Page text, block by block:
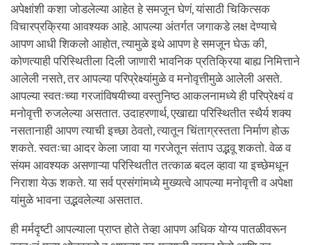
अपेक्षांशी कशा जोडलेल्या आहेत हे समजून घेणं, यांसाठी चिकित्सक
विचारप्रक्रिया आवश्यक आहे. आपल्या अंतर्गत जगाकडे लक्ष देण्याचे
आपण आधी शिकलो आहोत, त्यामुळे इथे आपण हे समजून घेऊ की,
कोणत्याही परिस्थितीला दिली जाणारी भावनिक प्रतिक्रिया बाह्य निमित्ताने
आलेली नसते, तर आपल्या परिप्रेक्ष्यांमुळे व मनोवृत्तीमुळे आलेली असते.
आपल्या स्वतःच्या गरजांविषयीच्या वस्तुनिष्ठ आकलनामध्ये ही परिप्रेक्ष्यं व
मनोवृत्ती रुजलेल्या असतात. उदाहरणार्थ, एखाद्या परिस्थितीत स्थैर्य शक्य
नसतानाही आपण त्याची इच्छा ठेवतो, त्यातून चिंताग्रस्तता निर्माण होऊ
शकते. स्वतःचा आदर केला जावा या गरजेतून संताप उद्भवू शकतो. वेळ व
संयम आवश्यक असणाऱ्या परिस्थितीत तत्काळ बदल व्हावा या इच्छेमधून
निराशा येऊ शकते. या सर्व प्रसंगांमध्ये मुख्यत्वे आपल्या मनोवृत्ती व अपेक्षा
यांमुळे भावना उद्भवलेल्या असतात.
ही मर्मदृष्टी आपल्याला प्राप्त होते तेव्हा आपण अधिक योग्य पातळीवरून